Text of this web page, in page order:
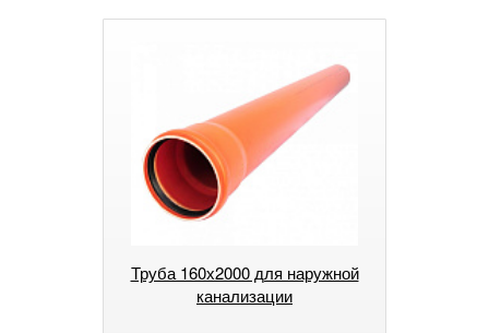
Труба 160х2000 для наружной
канализации